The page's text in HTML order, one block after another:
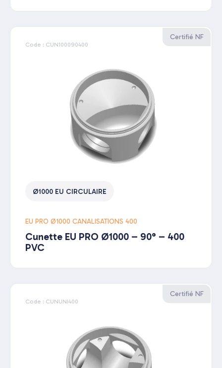
Certifié NF
Code : CUN100090400
Ø1000 EU CIRCULAIRE
EU PRO Ø1000 CANALISATIONS 400
Cunette EU PRO Ø1000 – 90° – 400
PVC
Certifié NF
Code : CUNUNI400